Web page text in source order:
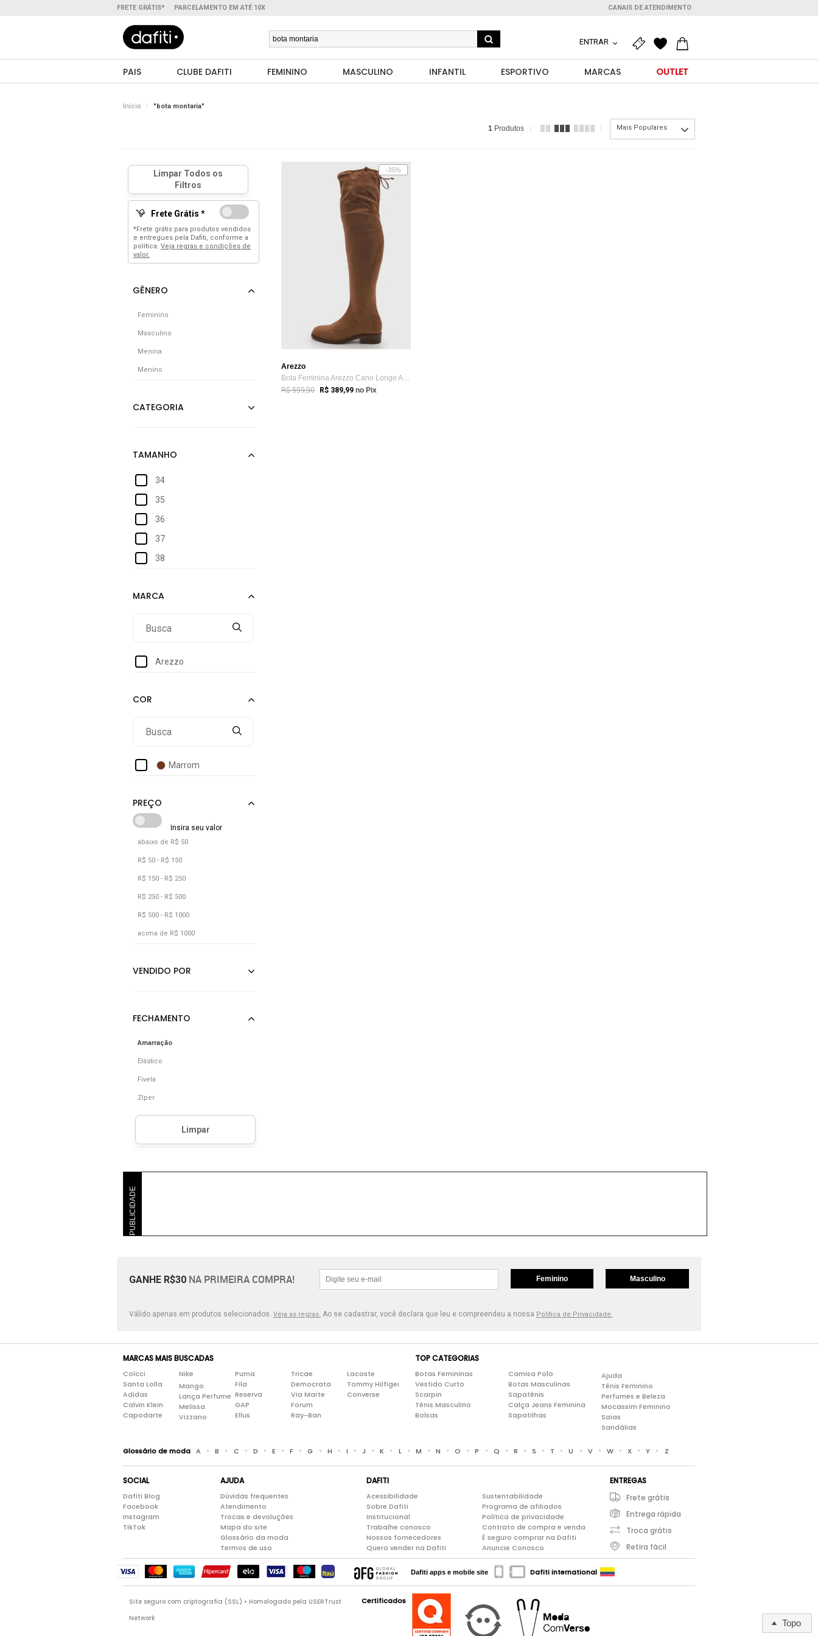
FRETE GRÁTIS* PARCELAMENTO EM ATÉ 10X CANAIS DE ATENDIMENTO
ENTRAR
PAIS CLUBE DAFITI FEMININO MASCULINO INFANTIL ESPORTIVO MARCAS OUTLET
Início "bota montaria"
1 Produtos Mais Populares
Frete Grátis *
*Frete grátis para produtos vendidos
e entregues pela Dafiti, conforme a
política: Veja regras e condições de
valor.
Feminino
Masculino
Menina
Menino
34
35
36
37
38
Arezzo
Marrom
abaixo de R$ 50
R$ 50 - R$ 150
R$ 150 - R$ 250
R$ 250 - R$ 500
R$ 500 - R$ 1000
acima de R$ 1000
Amarração
Elástico
Fivela
Zíper
-35%
Arezzo
Bota Feminina Arezzo Cano Longo Ajuste C...
R$ 599,90 R$ 389,99 no Pix
PUBLICIDADE
Topo
GANHE R$30 NA PRIMEIRA COMPRA! Feminino Masculino
Válido apenas em produtos selecionados. Veja as regras. Ao se cadastrar, você declara que leu e compreendeu a nossa Política de Privacidade.
MARCAS MAIS BUSCADAS
Colcci
Santa Lolla
Adidas
Calvin Klein
Capodarte
Nike
Mango
Lança Perfume
Melissa
Vizzano
Puma
Fila
Reserva
GAP
Ellus
Tricae
Democrata
Via Marte
Forum
Ray-Ban
Lacoste
Tommy Hilfiger
Converse
TOP CATEGORIAS
Botas Femininas
Vestido Curto
Scarpin
Tênis Masculino
Bolsas
Camisa Polo
Botas Masculinas
Sapatênis
Calça Jeans Feminina
Sapatilhas
Ajuda
Tênis Feminino
Perfumes e Beleza
Mocassim Feminino
Saias
Sandálias
Glossário de moda A • B • C • D • E • F • G • H • I • J • K • L • M • N • O • P • Q • R • S • T • U • V • W • X • Y • Z
SOCIAL
Dafiti Blog
Facebook
Instagram
TikTok
AJUDA
Dúvidas frequentes
Atendimento
Trocas e devoluções
Mapa do site
Glossário da moda
Termos de uso
DAFITI
Acessibilidade
Sobre Dafiti
Institucional
Trabalhe conosco
Nossos fornecedores
Quero vender na Dafiti
Sustentabilidade
Programa de afiliados
Política de privacidade
Contrato de compra e venda
É seguro comprar na Dafiti
Anuncie Conosco
ENTREGAS
Frete grátis
Entrega rápida
Troca grátis
Retira fácil
Dafiti apps e mobile site Dafiti international
Site seguro com criptografia (SSL) • Homologado pela USERTrust
Network
Certificados